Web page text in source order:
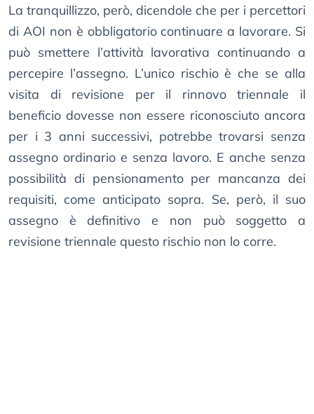
La tranquillizzo, però, dicendole che per i percettori
di AOI non è obbligatorio continuare a lavorare. Si
può smettere l’attività lavorativa continuando a
percepire l’assegno. L’unico rischio è che se alla
visita di revisione per il rinnovo triennale il
beneficio dovesse non essere riconosciuto ancora
per i 3 anni successivi, potrebbe trovarsi senza
assegno ordinario e senza lavoro. E anche senza
possibilità di pensionamento per mancanza dei
requisiti, come anticipato sopra. Se, però, il suo
assegno è definitivo e non può soggetto a
revisione triennale questo rischio non lo corre.